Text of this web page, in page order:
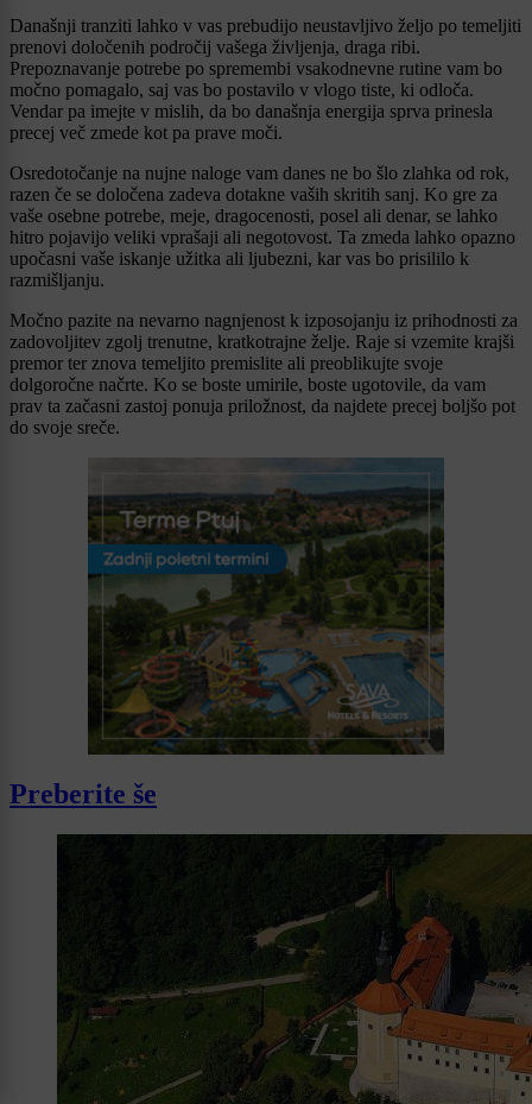
Današnji tranziti lahko v vas prebudijo neustavljivo željo po temeljiti
prenovi določenih področij vašega življenja, draga ribi.
Prepoznavanje potrebe po spremembi vsakodnevne rutine vam bo
močno pomagalo, saj vas bo postavilo v vlogo tiste, ki odloča.
Vendar pa imejte v mislih, da bo današnja energija sprva prinesla
precej več zmede kot pa prave moči.
Osredotočanje na nujne naloge vam danes ne bo šlo zlahka od rok,
razen če se določena zadeva dotakne vaših skritih sanj. Ko gre za
vaše osebne potrebe, meje, dragocenosti, posel ali denar, se lahko
hitro pojavijo veliki vprašaji ali negotovost. Ta zmeda lahko opazno
upočasni vaše iskanje užitka ali ljubezni, kar vas bo prisililo k
razmišljanju.
Močno pazite na nevarno nagnjenost k izposojanju iz prihodnosti za
zadovoljitev zgolj trenutne, kratkotrajne želje. Raje si vzemite krajši
premor ter znova temeljito premislite ali preoblikujte svoje
dolgoročne načrte. Ko se boste umirile, boste ugotovile, da vam
prav ta začasni zastoj ponuja priložnost, da najdete precej boljšo pot
do svoje sreče.
Preberite še